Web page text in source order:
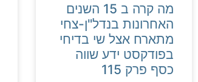
מה קרה ב 15 השנים
האחרונות בנדל"ן-צחי
מתארח אצל שי בדיחי
בפודקסט ידע שווה
כסף פרק 115